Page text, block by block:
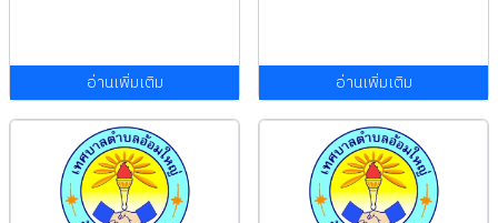
อ่านเพิ่มเติม อ่านเพิ่มเติม